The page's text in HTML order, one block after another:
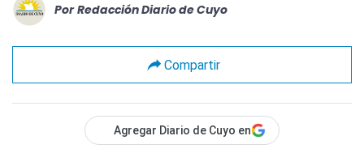
Por Redacción Diario de Cuyo
Compartir
Agregar Diario de Cuyo en